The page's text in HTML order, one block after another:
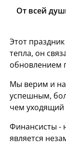
От всей
Этот
тепла, он
обновлением
Мы верим и
успешным,
чем уходящий
Финансисты -
является